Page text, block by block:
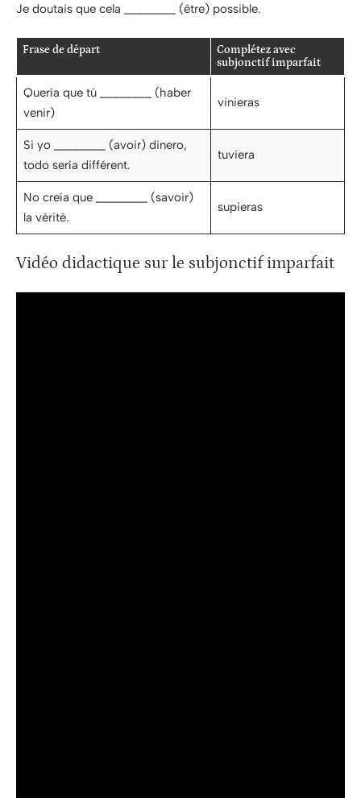
Je doutais que cela ________ (être) possible.
Frase de départ
Complétez avec
subjonctif imparfait
Quería que tú ________ (haber
venir)
vinieras
Si yo ________ (avoir) dinero,
todo sería différent.
tuviera
No creía que ________ (savoir)
la vérité.
supieras
Vidéo didactique sur le subjonctif imparfait